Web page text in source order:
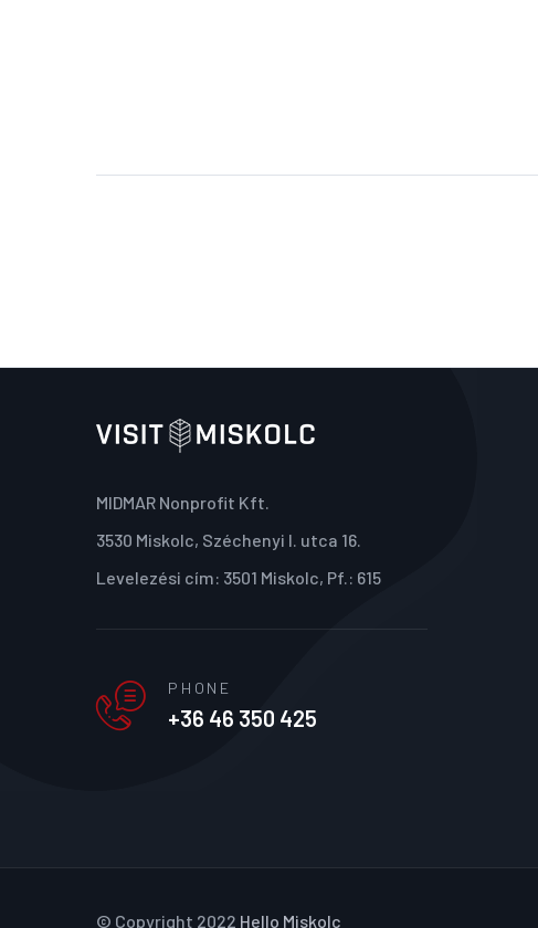
MIDMAR Nonprofit Kft.
3530 Miskolc, Széchenyi I. utca 16.
Levelezési cím: 3501 Miskolc, Pf.: 615
PHONE
+36 46 350 425
© Copyright 2022 Hello Miskolc